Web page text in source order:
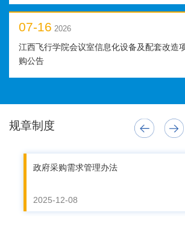
07-16 2026
江西飞行学院会议室信息化设备及配套改造
购公告
规章制度
政府采购需求管理办法
2025-12-08